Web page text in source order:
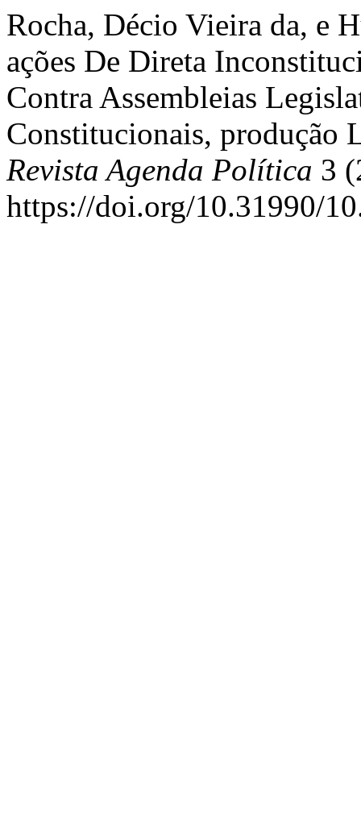
Rocha, Décio Vieira da, e
ações De Direta
Contra Assembleias
Constitucionais, produção
Revista Agenda Política 3
https://doi.org/10.31990/